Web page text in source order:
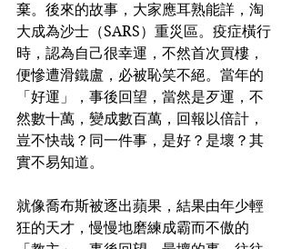
棄。後來的故事，大家應耳熟能詳，淘
大成為沙士（SARS）重災區。疫症橫行
時，認為自己很幸運，不然首次買樓，
便慘遭滑鐵盧，必被恥笑不絕。當年的
「好運」，事後回望，當然是歹運，不
然數十萬，變成數百萬，回報以倍計，
豈不快哉？同一件事，是好？是壞？其
實不易知道。
就像喬布斯被逐出蘋果，結果由年少輕
狂的天才，慢慢地磨練成霸而不傲的